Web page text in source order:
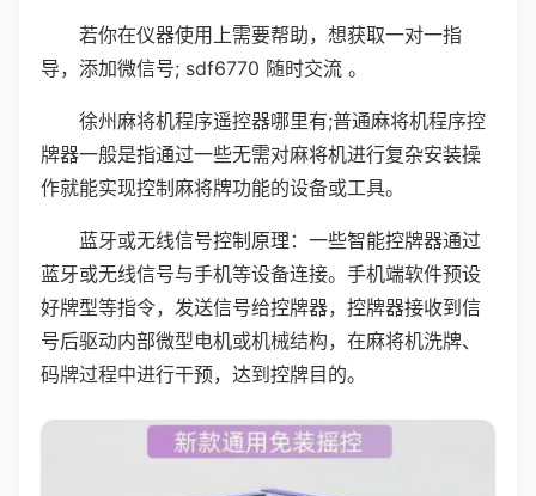
若你在仪器使用上需要帮助，想获取一对一指
导，添加微信号; sdf6770 随时交流 。
徐州麻将机程序遥控器哪里有;普通麻将机程序控
牌器一般是指通过一些无需对麻将机进行复杂安装操
作就能实现控制麻将牌功能的设备或工具。
蓝牙或无线信号控制原理：一些智能控牌器通过
蓝牙或无线信号与手机等设备连接。手机端软件预设
好牌型等指令，发送信号给控牌器，控牌器接收到信
号后驱动内部微型电机或机械结构，在麻将机洗牌、
码牌过程中进行干预，达到控牌目的。